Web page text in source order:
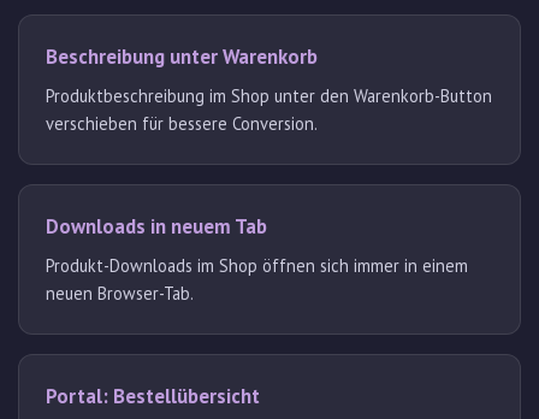
Beschreibung unter Warenkorb
Produktbeschreibung im Shop unter den Warenkorb-Button
verschieben für bessere Conversion.
Downloads in neuem Tab
Produkt-Downloads im Shop öffnen sich immer in einem
neuen Browser-Tab.
Portal: Bestellübersicht